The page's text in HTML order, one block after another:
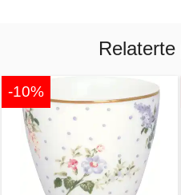
-10%